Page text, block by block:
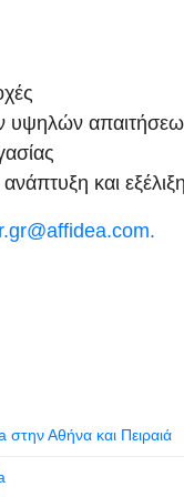
υψηλών
και
.
στην Αθήνα και Πειραιά